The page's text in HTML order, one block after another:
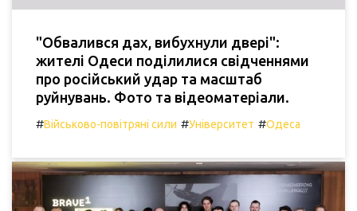
"Обвалився дах, вибухнули двері":
жителі Одеси поділилися свідченнями
про російський удар та масштаб
руйнувань. Фото та відеоматеріали.
#Військово-повітряні сили #Університет #Одеса